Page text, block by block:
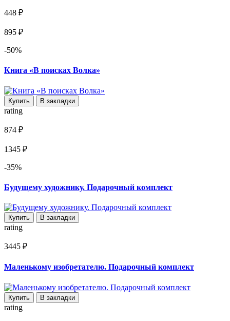
448 ₽
895 ₽
-50%
Книга «В поисках Волка»
Купить В закладки
rating
874 ₽
1345 ₽
-35%
Будущему художнику. Подарочный комплект
Купить В закладки
rating
3445 ₽
Маленькому изобретателю. Подарочный комплект
Купить В закладки
rating